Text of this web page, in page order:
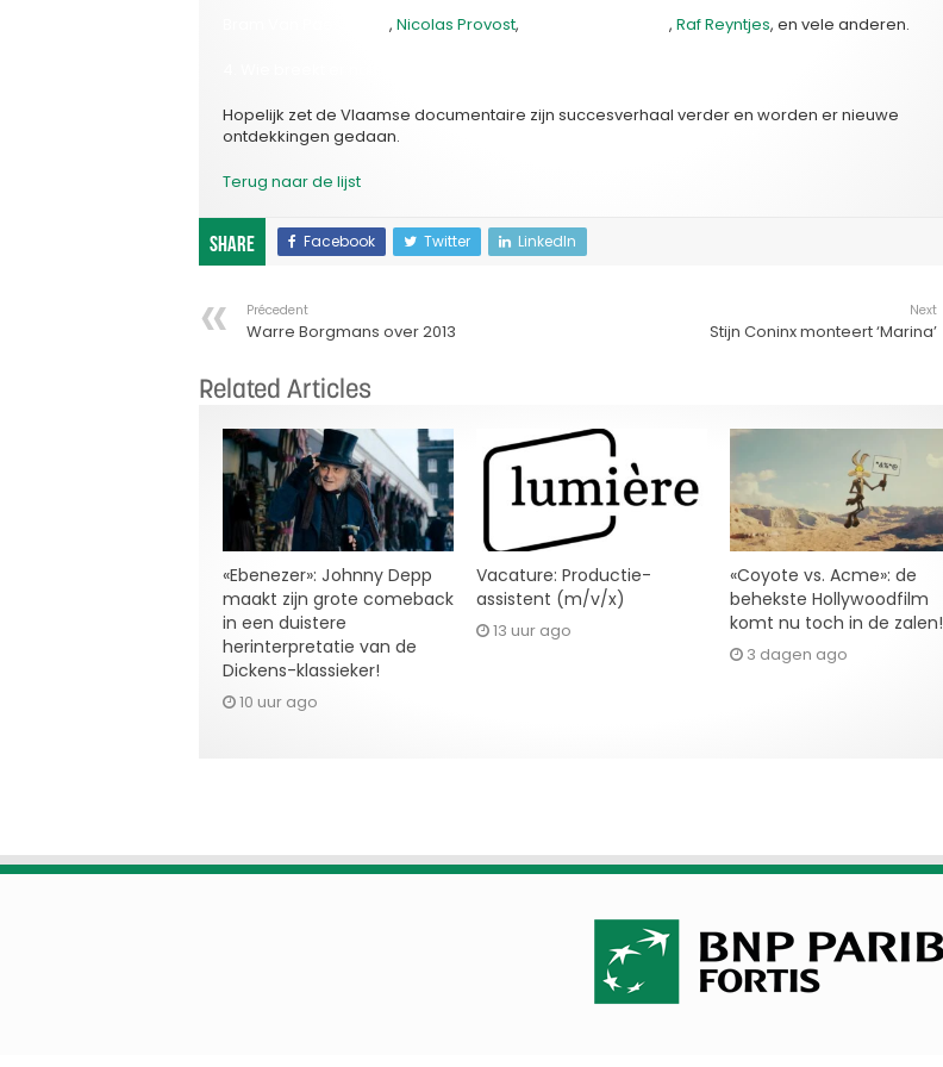
, Nicolas Provost, , Raf Reyntjes, en vele anderen.
Hopelijk zet de Vlaamse documentaire zijn succesverhaal verder en worden er nieuwe
ontdekkingen gedaan.
Terug naar de lijst
Share Facebook Twitter LinkedIn
Précedent
Warre Borgmans over 2013
Next
Stijn Coninx monteert ‘Marina’
Related Articles
«Ebenezer»: Johnny Depp
maakt zijn grote comeback
in een duistere
herinterpretatie van de
Dickens-klassieker!
10 uur ago
Vacature: Productie-
assistent (m/v/x)
13 uur ago
«Coyote vs. Acme»: de
behekste Hollywoodfilm
komt nu toch in de zalen!
3 dagen ago